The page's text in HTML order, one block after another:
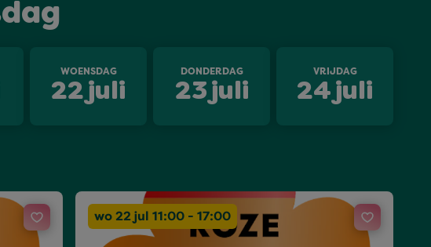
WOENSDAG
22 juli
DONDERDAG
23 juli
VRIJDAG
24 juli
wo 22 jul 11:00 - 17:00